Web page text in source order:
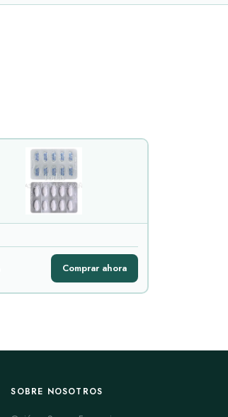
Comprar ahora
SOBRE NOSOTROS